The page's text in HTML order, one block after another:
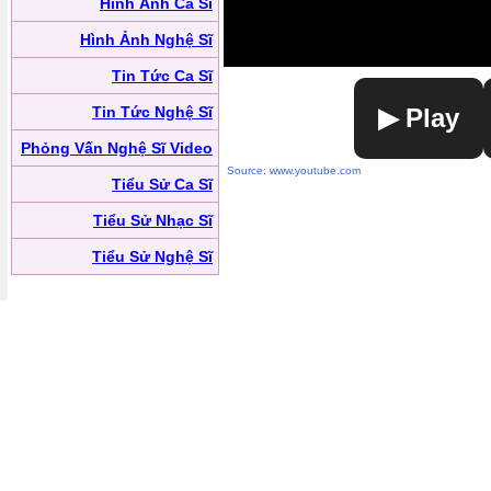
Hình Ảnh Nghệ Sĩ
Tin Tức Ca Sĩ
Tin Tức Nghệ Sĩ
Phỏng Vấn Nghệ Sĩ Video
Tiểu Sử Ca Sĩ
Tiểu Sử Nhạc Sĩ
Tiểu Sử Nghệ Sĩ
▶ Play
Source: www.youtube.com